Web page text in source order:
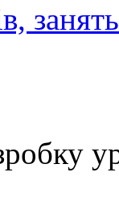
занять